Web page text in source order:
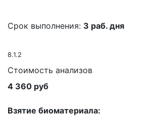
Срок выполнения: 3 раб. дня
8.1.2
Стоимость анализов
4 360 руб
Взятие биоматериала: